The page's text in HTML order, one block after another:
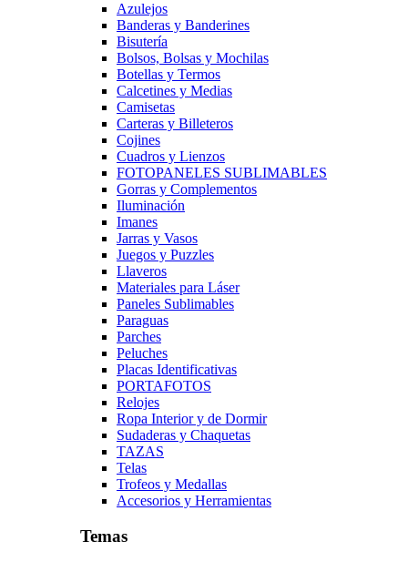
Azulejos
Banderas y Banderines
Bisutería
Bolsos, Bolsas y Mochilas
Botellas y Termos
Calcetines y Medias
Camisetas
Carteras y Billeteros
Cojines
Cuadros y Lienzos
FOTOPANELES SUBLIMABLES
Gorras y Complementos
Iluminación
Imanes
Jarras y Vasos
Juegos y Puzzles
Llaveros
Materiales para Láser
Paneles Sublimables
Paraguas
Parches
Peluches
Placas Identificativas
PORTAFOTOS
Relojes
Ropa Interior y de Dormir
Sudaderas y Chaquetas
TAZAS
Telas
Trofeos y Medallas
Accesorios y Herramientas
Temas